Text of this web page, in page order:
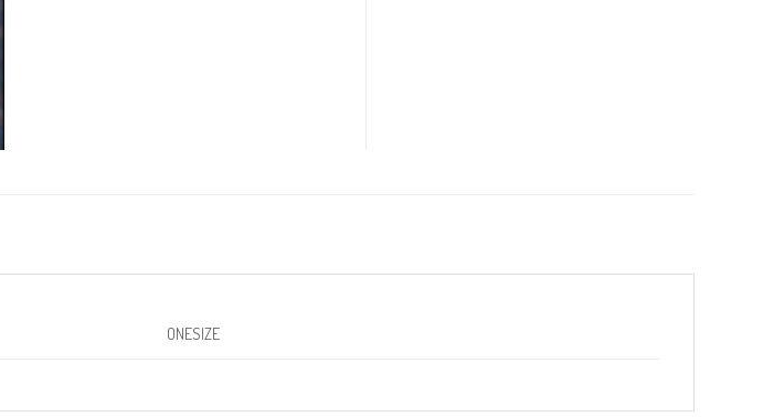
ONESIZE
THIS